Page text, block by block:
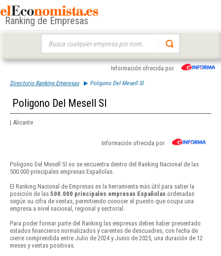
Ranking de Empresas
Información ofrecida por
Directorio Ranking Empresas Poligono Del Mesell Sl
Poligono Del Mesell Sl
| Alicante
Información ofrecida por
Poligono Del Mesell Sl no se encuentra dentro del Ranking Nacional de las
500.000 principales empresas Españolas.
El Ranking Nacional de Empresas es la herramienta más útil para saber la
posición de las 500.000 principales empresas Españolas ordenadas
según su cifra de ventas, permitiendo conocer el puesto que ocupa una
empresa a nivel nacional, regional y sectorial.
Para poder formar parte del Ranking las empresas deben haber presentado
estados financieros normalizados y carentes de descuadres, con fecha de
cierre comprendida entre Julio de 2024 y Junio de 2025, una duración de 12
meses y ventas positivas.